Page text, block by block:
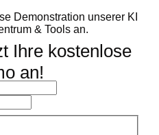
Demonstration unserer KI
& Tools an.
Ihre kostenlose
an!